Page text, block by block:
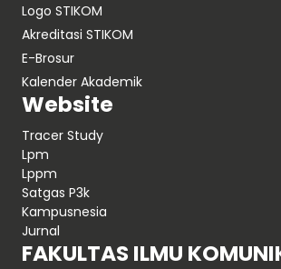
Logo STIKOM
Akreditasi STIKOM
E-Brosur
Kalender Akademik
Website
Tracer Study
Lpm
Lppm
Satgas P3k
Kampusnesia
Jurnal
FAKULTAS ILMU